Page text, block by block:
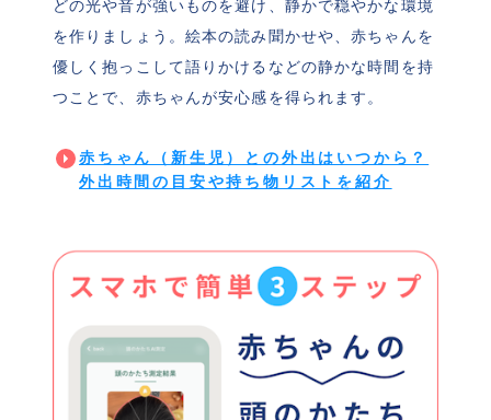
どの光や音が強いものを避け、静かで穏やかな環境
を作りましょう。絵本の読み聞かせや、赤ちゃんを
優しく抱っこして語りかけるなどの静かな時間を持
つことで、赤ちゃんが安心感を得られます。
赤ちゃん（新生児）との外出はいつから？
外出時間の目安や持ち物リストを紹介